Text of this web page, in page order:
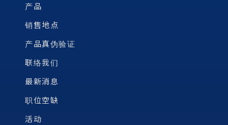
产品
销售地点
产品真伪验证
联络我们
最新消息
职位空缺
活动